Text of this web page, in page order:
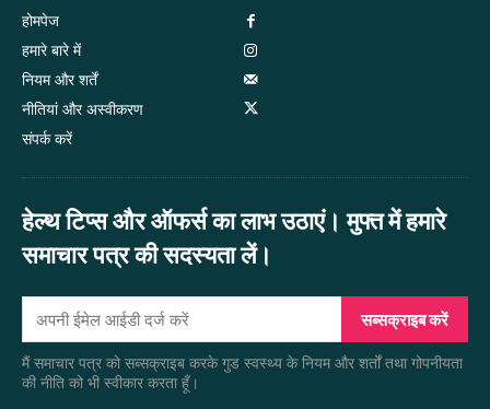
होमपेज
हमारे बारे में
नियम और शर्तें
नीतियां और अस्वीकरण
संपर्क करें
हेल्थ टिप्स और ऑफर्स का लाभ उठाएं। मुफ्त में हमारे
समाचार पत्र की सदस्यता लें।
सब्सक्राइब करें
मैं समाचार पत्र को सब्सक्राइब करके गुड स्वस्थ्य के नियम और शर्तों तथा गोपनीयता
की नीति को भी स्वीकार करता हूँ।